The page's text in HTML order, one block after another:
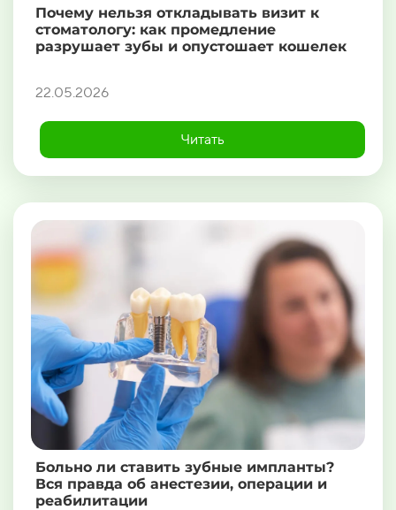
Почему нельзя откладывать визит к
стоматологу: как промедление
разрушает зубы и опустошает кошелек
22.05.2026
Читать
Больно ли ставить зубные импланты?
Вся правда об анестезии, операции и
реабилитации